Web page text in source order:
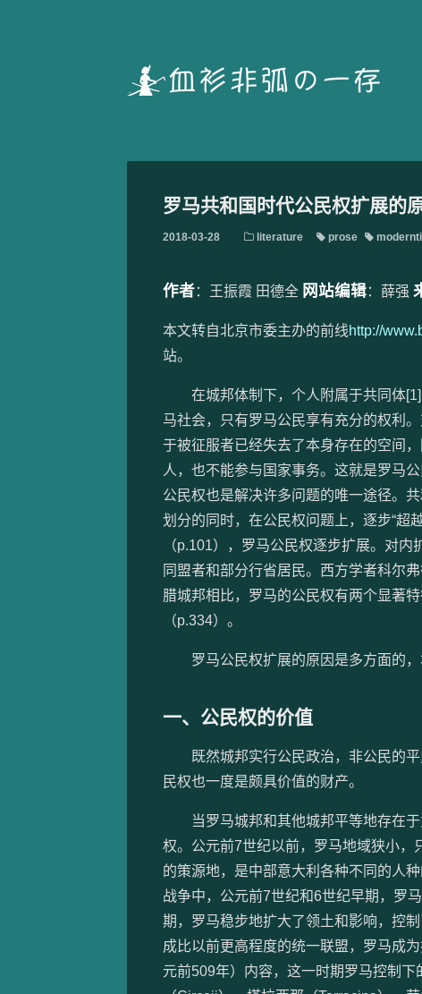
罗马共和国时代公民权扩展的
2018-03-28 literature prose
作者：王振霞 田德全 网站编辑：薛强
本文转自北京市委主办的前线http://
站。
在城邦体制下，个人附属于共同体[1]
马社会，只有罗马公民享有充分的权利
于被征服者已经失去了本身存在的空间
人，也不能参与国家事务。这就是罗马
公民权也是解决许多问题的唯一途径。
划分的同时，在公民权问题上，逐步“超
（p.101），罗马公民权逐步扩展。对
同盟者和部分行省居民。西方学者科尔
腊城邦相比，罗马的公民权有两个显著
（p.334）。
罗马公民权扩展的原因是多方面的，
一、公民权的价值
既然城邦实行公民政治，非公民的平
民权也一度是颇具价值的财产。
当罗马城邦和其他城邦平等地存在于
权。公元前7世纪以前，罗马地域狭小，
的策源地，是中部意大利各种不同的人
战争中，公元前7世纪和6世纪早期，罗
期，罗马稳步地扩大了领土和影响，控
成比以前更高程度的统一联盟，罗马成
元前509年）内容，这一时期罗马控制